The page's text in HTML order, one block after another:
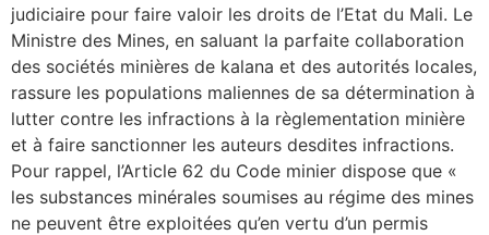
judiciaire pour faire valoir les droits de l’Etat du Mali. Le
Ministre des Mines, en saluant la parfaite collaboration
des sociétés minières de kalana et des autorités locales,
rassure les populations maliennes de sa détermination à
lutter contre les infractions à la règlementation minière
et à faire sanctionner les auteurs desdites infractions.
Pour rappel, l’Article 62 du Code minier dispose que «
les substances minérales soumises au régime des mines
ne peuvent être exploitées qu’en vertu d’un permis